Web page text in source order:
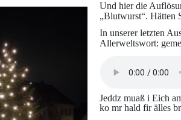
Und hier die
„Blutwurst“. Hätten
In unserer letzten
Allerweltswort:
Jeddz muaß i Eich
ko mr hald fir älles